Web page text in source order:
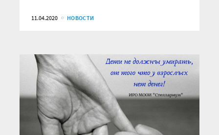
11.04.2020 НОВОСТИ